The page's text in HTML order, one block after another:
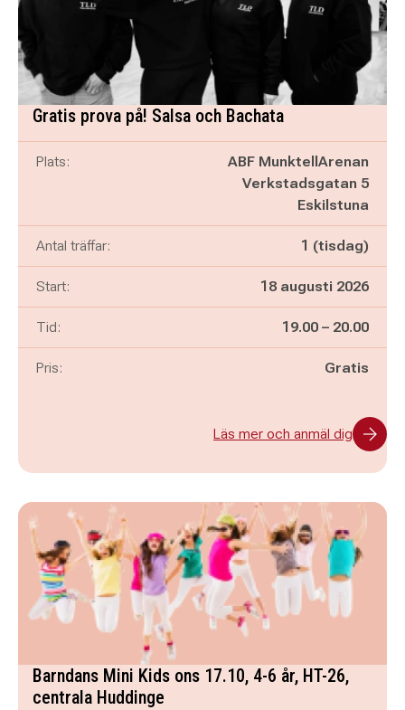
Gratis prova på! Salsa och Bachata
Plats:
ABF MunktellArenan
Verkstadsgatan 5
Eskilstuna
Antal träffar: 1 (tisdag)
Start: 18 augusti 2026
Tid: Pågår mellan
19.00 – och
20.00
Pris: Gratis
Läs mer och anmäl dig
Barndans Mini Kids ons 17.10, 4-6 år, HT-26,
centrala Huddinge